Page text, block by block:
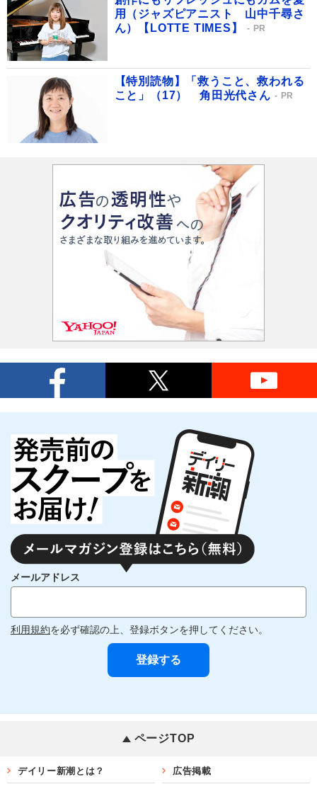
用（ジャズピアニスト 山中千尋さ
ん）【LOTTE TIMES】
PR
【特別読物】「救うこと、救われる
こと」（17） 角田光代さん
PR
メールアドレス
利用規約を必ず確認の上、登録ボタンを押してください。
ページTOP
デイリー新潮とは？ 広告掲載